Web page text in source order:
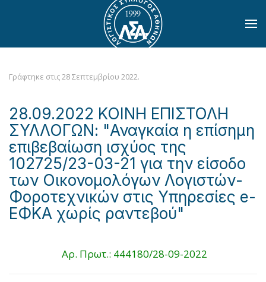
Skip to main content
Γράφτηκε στις28 Σεπτεμβρίου 2022.
28.09.2022 ΚΟΙΝΗ ΕΠΙΣΤΟΛΗ
ΣΥΛΛΟΓΩΝ: "Αναγκαία η επίσημη
επιβεβαίωση ισχύος της
102725/23-03-21 για την είσοδο
των Οικονομολόγων Λογιστών-
Φοροτεχνικών στις Υπηρεσίες e-
ΕΦΚΑ χωρίς ραντεβού"
Αρ. Πρωτ.: 444180/28-09-2022